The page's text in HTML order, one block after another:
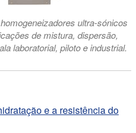
ultra-sónicos
de mistura, dispersão,
laboratorial, piloto e industrial.
e a resistência do